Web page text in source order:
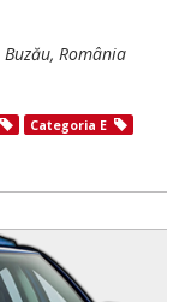
Buzău, România
Categoria E